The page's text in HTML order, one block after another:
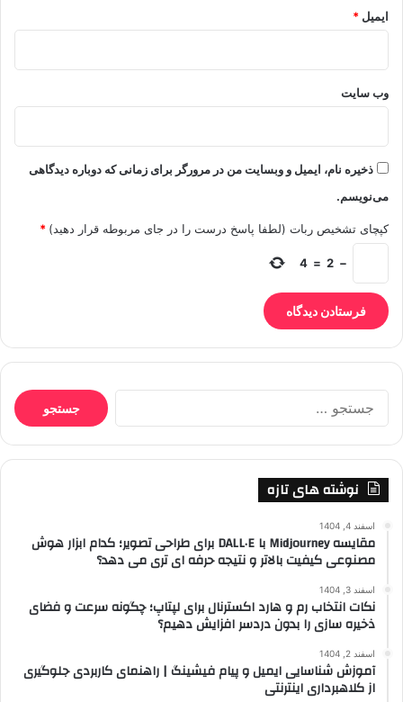
ایمیل *
وب‌ سایت
ذخیره نام، ایمیل و وبسایت من در مرورگر برای زمانی که دوباره دیدگاهی
می‌نویسم.
کپچای تشخیص ربات (لطفا پاسخ درست را در جای مربوطه قرار دهید) *
−
2
=
4
جستجو
برای:
نوشته های تازه
اسفند 4, 1404
مقایسه Midjourney با DALL·E برای طراحی تصویر؛ کدام ابزار هوش
مصنوعی کیفیت بالاتر و نتیجه حرفه ای تری می دهد؟
اسفند 3, 1404
نکات انتخاب رم و هارد اکسترنال برای لپتاپ؛ چگونه سرعت و فضای
ذخیره سازی را بدون دردسر افزایش دهیم؟
اسفند 2, 1404
آموزش شناسایی ایمیل و پیام فیشینگ | راهنمای کاربردی جلوگیری
از کلاهبرداری اینترنتی